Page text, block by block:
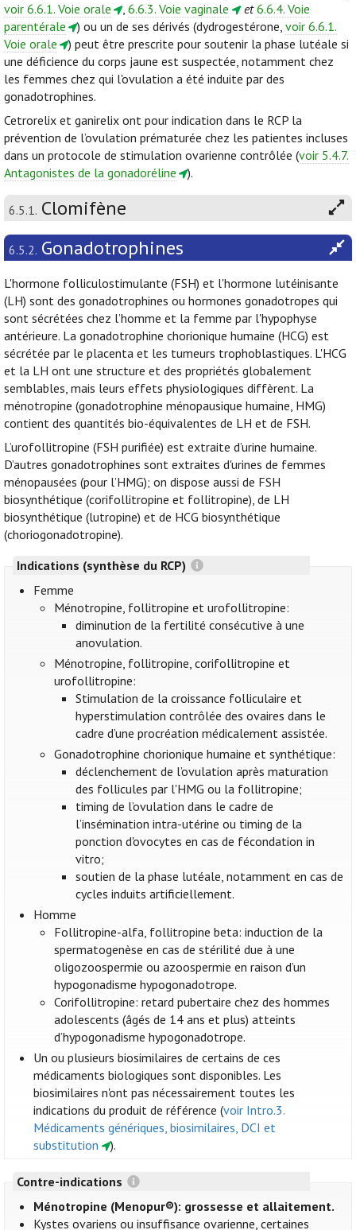
voir 6.6.1. Voie orale
,6.6.3. Voie vaginale et 6.6.4. Voie
parentérale
) ou un de ses dérivés (dydrogestérone,voir 6.6.1.
Voie orale
) peut être prescrite pour soutenir la phase lutéale si
une déficience du corps jaune est suspectée, notamment chez
les femmes chez qui l'ovulation a été induite par des
gonadotrophines.
Cetrorelix et ganirelix ont pour indication dans le RCP la
prévention de l’ovulation prématurée chez les patientes incluses
dans un protocole de stimulation ovarienne contrôlée (voir 5.4.7.
Antagonistes de la gonadoréline
).
6.5.1. Clomifène
6.5.2. Gonadotrophines
L'hormone folliculostimulante (FSH) et l'hormone lutéinisante
(LH) sont des gonadotrophines ou hormones gonadotropes qui
sont sécrétées chez l’homme et la femme par l'hypophyse
antérieure. La gonadotrophine chorionique humaine (HCG) est
sécrétée par le placenta et les tumeurs trophoblastiques. L'HCG
et la LH ont une structure et des propriétés globalement
semblables, mais leurs effets physiologiques diffèrent. La
ménotropine (gonadotrophine ménopausique humaine, HMG)
contient des quantités bio-équivalentes de LH et de FSH.
L’urofollitropine (FSH purifiée) est extraite d’urine humaine.
D’autres gonadotrophines sont extraites d'urines de femmes
ménopausées (pour l’HMG); on dispose aussi de FSH
biosynthétique (corifollitropine et follitropine), de LH
biosynthétique (lutropine) et de HCG biosynthétique
(choriogonadotropine).
Indications (synthèse du RCP)
Femme
Ménotropine, follitropine et urofollitropine:
diminution de la fertilité consécutive à une
anovulation.
Ménotropine, follitropine, corifollitropine et
urofollitropine:
Stimulation de la croissance folliculaire et
hyperstimulation contrôlée des ovaires dans le
cadre d’une procréation médicalement assistée.
Gonadotrophine chorionique humaine et synthétique:
déclenchement de l’ovulation après maturation
des follicules par l'HMG ou la follitropine;
timing de l’ovulation dans le cadre de
l’insémination intra-utérine ou timing de la
ponction d'ovocytes en cas de fécondation in
vitro;
soutien de la phase lutéale, notamment en cas de
cycles induits artificiellement.
Homme
Follitropine-alfa, follitropine beta: induction de la
spermatogenèse en cas de stérilité due à une
oligozoospermie ou azoospermie en raison d’un
hypogonadisme hypogonadotrope.
Corifollitropine: retard pubertaire chez des hommes
adolescents (âgés de 14 ans et plus) atteints
d’hypogonadisme hypogonadotrope.
Un ou plusieurs biosimilaires de certains de ces
médicaments biologiques sont disponibles. Les
biosimilaires n'ont pas nécessairement toutes les
indications du produit de référence (voir Intro.3.
Médicaments génériques, biosimilaires, DCI et
substitution
).
Contre-indications
Ménotropine (Menopur®): grossesse et allaitement.
Kystes ovariens ou insuffisance ovarienne, certaines